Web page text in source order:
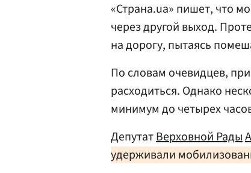
«Страна.ua» пишет, что
через другой выход.
на дорогу, пытаясь
По словам очевидцев,
расходиться. Однако
минимум до четырех
ДепутатВерховной Рады
удерживали